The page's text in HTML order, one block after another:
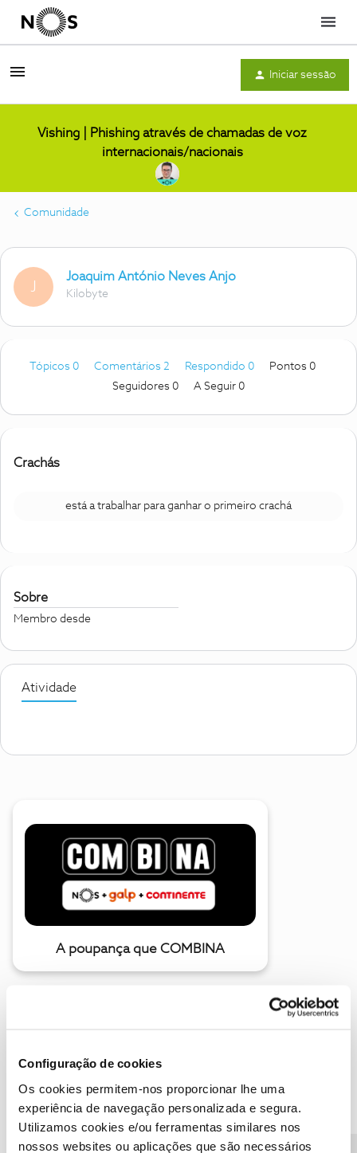
Configuração de cookies
Os cookies permitem-nos proporcionar lhe uma
experiência de navegação personalizada e segura.
Utilizamos cookies e/ou ferramentas similares nos
nossos websites ou aplicações que são necessários
Menu
Iniciar sessão
Vishing | Phishing através de chamadas de voz
internacionais/nacionais
Comunidade
J
Joaquim António Neves Anjo
Kilobyte
Tópicos 0 Comentários 2 Respondido 0
Pontos 0
Seguidores 0 A Seguir 0
Crachás
está a trabalhar para ganhar o primeiro crachá
Sobre
Membro desde
Atividade
A poupança que COMBINA
Descubra as novidades de julho